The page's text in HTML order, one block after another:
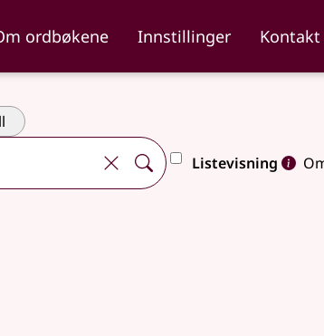
ordbøkene Innstillinger Kontakt
Listevisning